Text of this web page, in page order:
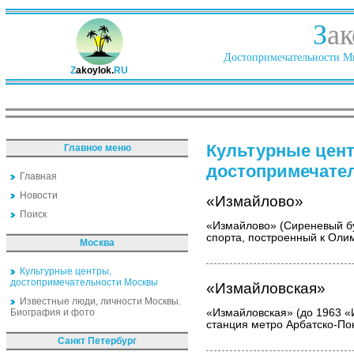
Zakoylok.RU
З
Достопримечательности
Главное меню
Главная
Новости
Поиск
Москва
Культурные центры,
достопримечательности Москвы
Известные люди, личности Москвы.
Биография и фото
Санкт Петербург
Культурные
«Измайлово»
«Измайлово» (Сиреневый
спорта, построенный к
«Измайловская»
«Измайловская» (до 1963
станция метро Арбатско-